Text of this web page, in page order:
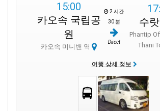
15:00
카오속 국립공
원
카오속 미니밴 역
2 시간
30 분
Direct
수
Phantip
Thani
여행 상세 정보